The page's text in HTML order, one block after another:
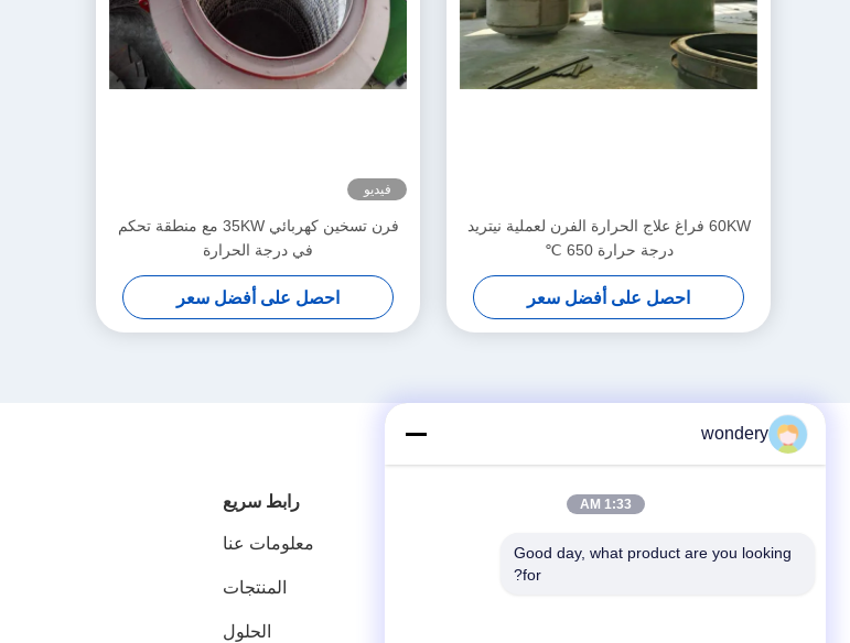
60KW فراغ علاج الحرارة الفرن لعملية نيتريد
درجة حرارة 650 ℃
احصل على أفضل سعر
فيديو
فرن تسخين كهربائي 35KW مع منطقة تحكم
في درجة الحرارة
احصل على أفضل سعر
رابط سريع
معلومات عنا
المنتجات
الحلول
wondery
1:33 AM
Good day, what product are you looking
for?